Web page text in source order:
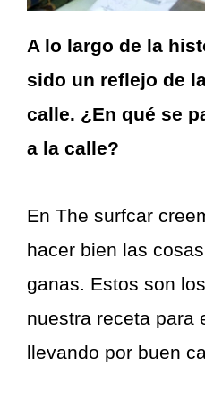
A lo largo de la
sido un reflejo de
calle. ¿En qué se
a la calle?
En The surfcar
hacer bien las
ganas. Estos son
nuestra receta para
llevando por buen